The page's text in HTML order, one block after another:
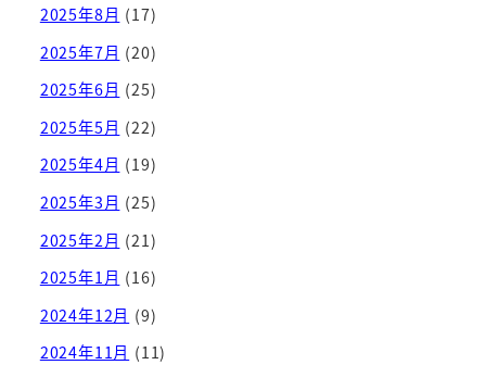
2025年8月 (17)
2025年7月 (20)
2025年6月 (25)
2025年5月 (22)
2025年4月 (19)
2025年3月 (25)
2025年2月 (21)
2025年1月 (16)
2024年12月 (9)
2024年11月 (11)